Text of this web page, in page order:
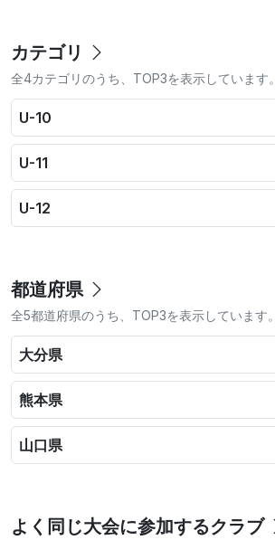
カテゴリ
全4カテゴリのうち、TOP3を表示しています。
U-10
U-11
U-12
都道府県
全5都道府県のうち、TOP3を表示しています。
大分県
熊本県
山口県
よく同じ大会に参加するクラブ